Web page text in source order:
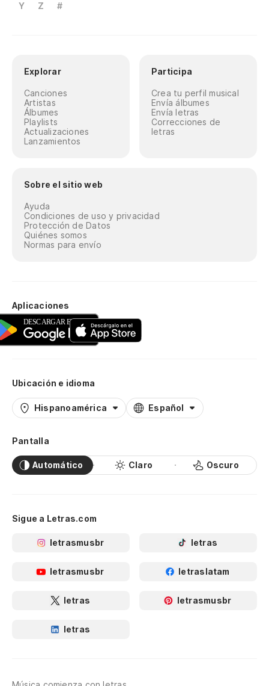
Y
Z #
Explorar
Canciones
Artistas
Álbumes
Playlists
Actualizaciones
Lanzamientos
Participa
Crea tu perfil musical
Envía álbumes
Envía letras
Correcciones de
letras
Sobre el sitio web
Ayuda
Condiciones de uso y privacidad
Protección de Datos
Quiénes somos
Normas para envío
Aplicaciones
Ubicación e idioma
Hispanoamérica Español
Pantalla
Automático Claro Oscuro
Sigue a Letras.com
letrasmusbr letras
letrasmusbr letraslatam
letras letrasmusbr
letras